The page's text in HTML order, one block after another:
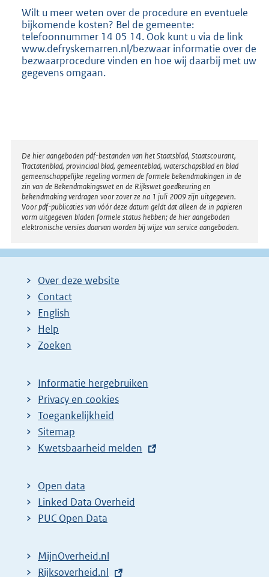
Wilt u meer weten over de procedure en eventuele
bijkomende kosten? Bel de gemeente:
telefoonnummer 14 05 14. Ook kunt u via de link
www.defryskemarren.nl/bezwaar informatie over de
bezwaarprocedure vinden en hoe wij daarbij met uw
gegevens omgaan.
Disclaimer
De hier aangeboden pdf-bestanden van het Staatsblad, Staatscourant,
Tractatenblad, provinciaal blad, gemeenteblad, waterschapsblad en blad
gemeenschappelijke regeling vormen de formele bekendmakingen in de
zin van de Bekendmakingswet en de Rijkswet goedkeuring en
bekendmaking verdragen voor zover ze na 1 juli 2009 zijn uitgegeven.
Voor pdf-publicaties van vóór deze datum geldt dat alleen de in papieren
vorm uitgegeven bladen formele status hebben; de hier aangeboden
elektronische versies daarvan worden bij wijze van service aangeboden.
Over deze website
Contact
English
Help
Zoeken
Informatie hergebruiken
Privacy en cookies
Toegankelijkheid
Sitemap
E
t
e
r
l
Kwetsbaarheid melden
Open data
Linked Data Overheid
PUC Open Data
MijnOverheid.nl
E
Rijksoverheid.nl